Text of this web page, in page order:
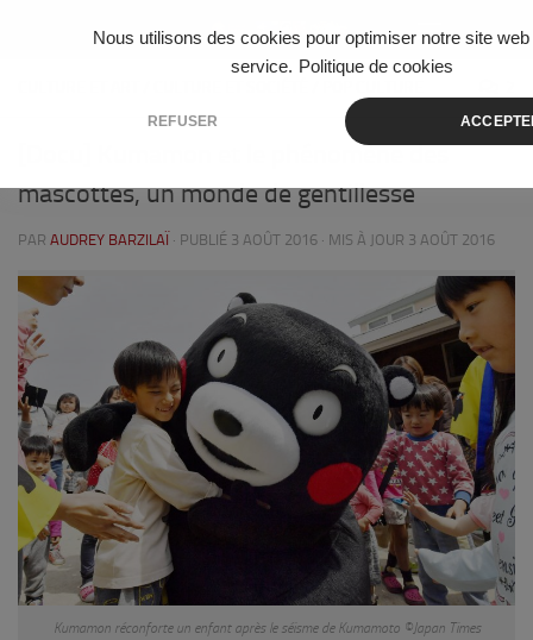
Nous utilisons des cookies pour optimiser notre site web
service. Politique de cookies
REFUSER
Skip to content
[Docu] Kumamon et le phénomène des
mascottes, un monde de gentillesse
PAR AUDREY BARZILAÏ · PUBLIÉ 3 AOÛT 2016 · MIS À JOUR 3 AOÛT 2016
Kumamon réconforte un enfant après le séisme de Kumamoto ©Japan Times